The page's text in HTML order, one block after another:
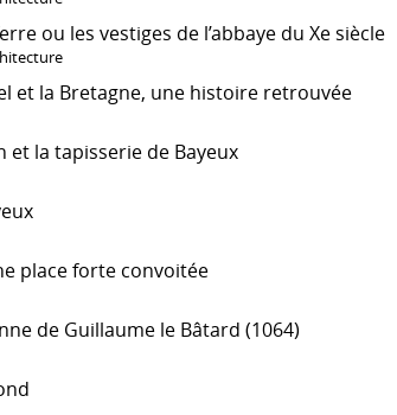
ou les vestiges de l’abbaye du Xe siècle
et la Bretagne, une histoire retrouvée
et la tapisserie de Bayeux
place forte convoitée
de Guillaume le Bâtard (1064)